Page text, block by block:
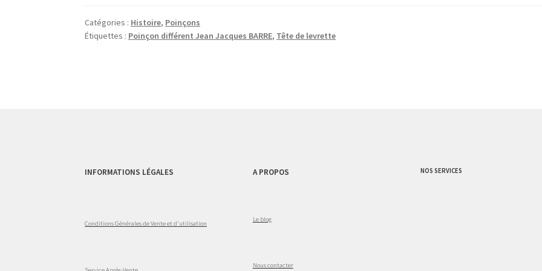
Catégories : Histoire, Poinçons
Étiquettes : Poinçon différent Jean Jacques BARRE, Tête de levrette
INFORMATIONS LÉGALES
Conditions Générales de Vente et d'utilisation
A PROPOS
Le blog
Nous contacter
NOS SERVICES